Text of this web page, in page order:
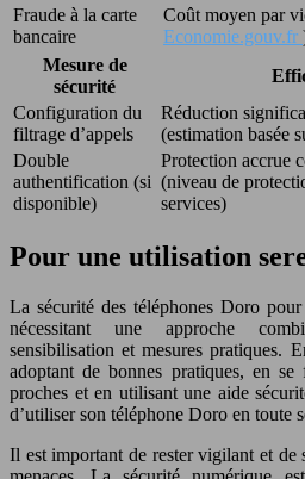
Fraude à la carte
bancaire
Coût moyen par
Economie.gouv.fr
Mesure de
sécurité
Configuration du
filtrage d’appels
Réduction
(estimation basée
Double
authentification (si
disponible)
Protection accrue
(niveau de
services)
Pour une utilisation
La sécurité des téléphones Doro
nécessitant une approche
sensibilisation et mesures pratiques.
adoptant de bonnes pratiques, en se
proches et en utilisant une aide
d’utiliser son téléphone Doro en toute
Il est important de rester vigilant et de